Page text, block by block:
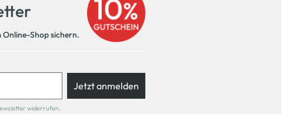
Shop sichern.
Jetzt anmelden
widerrufen.